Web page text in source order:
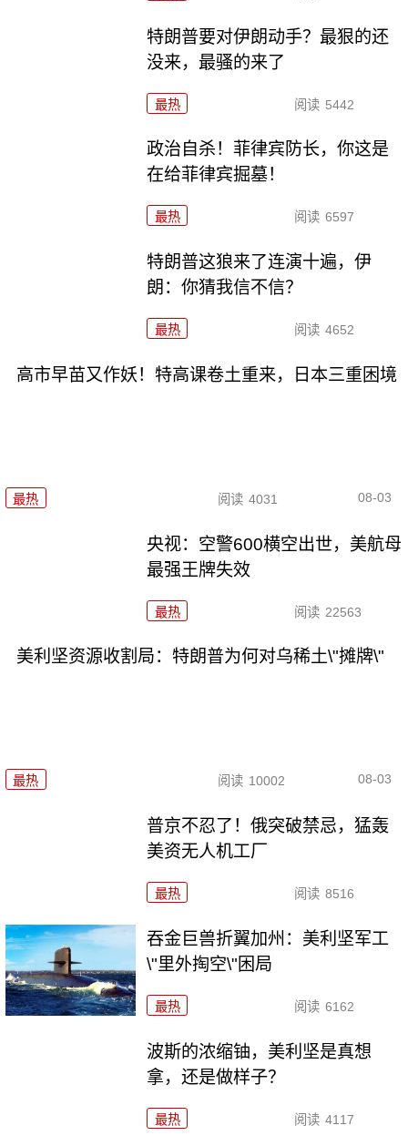
特朗普要对伊朗动手？最狠的还
没来，最骚的来了
最热 阅读 5442
政治自杀！菲律宾防长，你这是
在给菲律宾掘墓！
最热 阅读 6597
特朗普这狼来了连演十遍，伊
朗：你猜我信不信？
最热 阅读 4652
高市早苗又作妖！特高课卷土重来，日本三重困境
最热 阅读 4031 08-03
央视：空警600横空出世，美航母
最强王牌失效
最热 阅读 22563
美利坚资源收割局：特朗普为何对乌稀土\"摊牌\"
最热 阅读 10002 08-03
普京不忍了！俄突破禁忌，猛轰
美资无人机工厂
最热 阅读 8516
吞金巨兽折翼加州：美利坚军工
\"里外掏空\"困局
最热 阅读 6162
波斯的浓缩铀，美利坚是真想
拿，还是做样子？
最热 阅读 4117